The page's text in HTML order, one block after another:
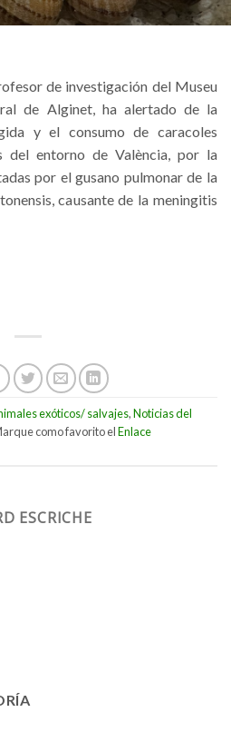
de investigación del Museu
de Alginet, ha alertado de la
y el consumo de caracoles
del entorno de València, por la
por el gusano pulmonar de la
causante de la meningitis
exóticos/ salvajes,Noticias del
como favorito elEnlace
ESCRICHE